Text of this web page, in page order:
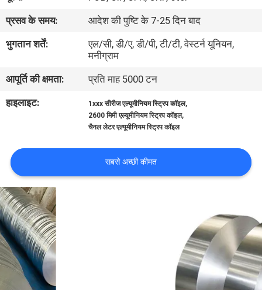
गुणवत्ता
नियंत्रण
करें
मामलों
एक
उद्धरण
का
अनुरोध
करें
प्रसव के समय:
आदेश की पुष्टि के 7-25 दिन बाद
भुगतान शर्तें:
एल/सी, डी/ए, डी/पी, टी/टी, वेस्टर्न यूनियन,
मनीग्राम
आपूर्ति की क्षमता:
प्रति माह 5000 टन
हाइलाइट:
1xxx सीरीज एल्यूमीनियम स्ट्रिप कॉइल,
2600 मिमी एल्यूमीनियम स्ट्रिप कॉइल,
चैनल लेटर एल्यूमीनियम स्ट्रिप कॉइल
सबसे अच्छी कीमत